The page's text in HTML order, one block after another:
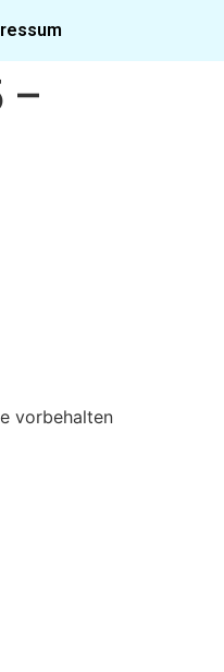
–
vorbehalten